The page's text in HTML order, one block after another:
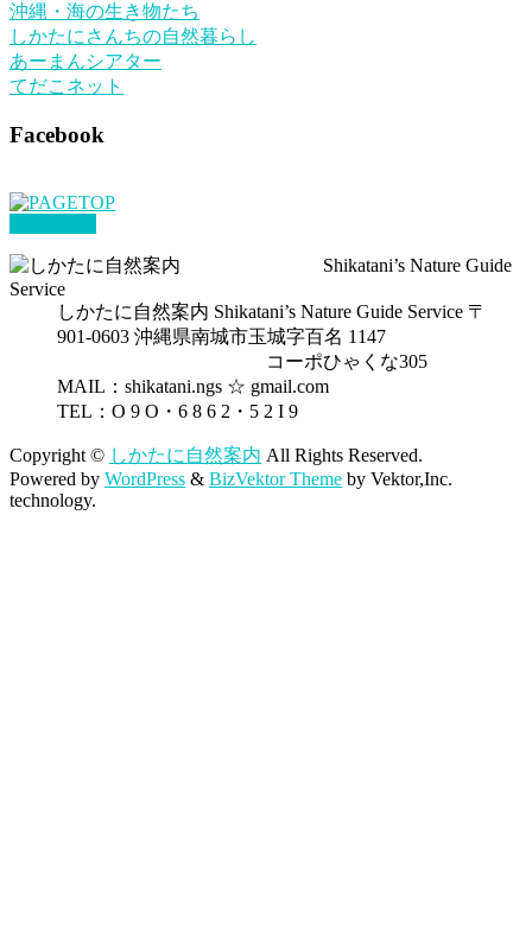
ブ
沖縄・海の生き物たち
しかたにさんちの自然暮らし
あーまんシアター
てだこネット
Facebook
しかたに自然案内 Shikatani’s Nature Guide Service 〒
901-0603 沖縄県南城市玉城字百名 1147
コーポひゃくな305
MAIL：shikatani.ngs ☆ gmail.com
TEL：O 9 O・6 8 6 2・5 2 I 9
Copyright © しかたに自然案内 All Rights Reserved.
Powered by WordPress & BizVektor Theme by Vektor,Inc.
technology.